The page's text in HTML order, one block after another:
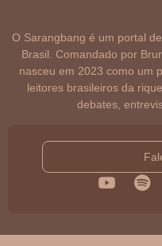
O Sarangbang é um portal
Brasil. Comandado por
nasceu em 2023 como um
leitores brasileiros da
debates,